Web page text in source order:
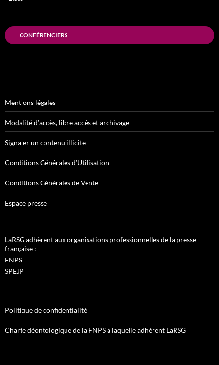
CONFÉRENCIERS
Mentions légales
Modalité d’accès, libre accès et archivage
Signaler un contenu illicite
Conditions Générales d’Utilisation
Conditions Générales de Vente
Espace presse
LaRSG adhèrent aux organisations professionnelles de la presse
française :
FNPS
SPEJP
Politique de confidentialité
Charte déontologique de la FNPS à laquelle adhèrent LaRSG